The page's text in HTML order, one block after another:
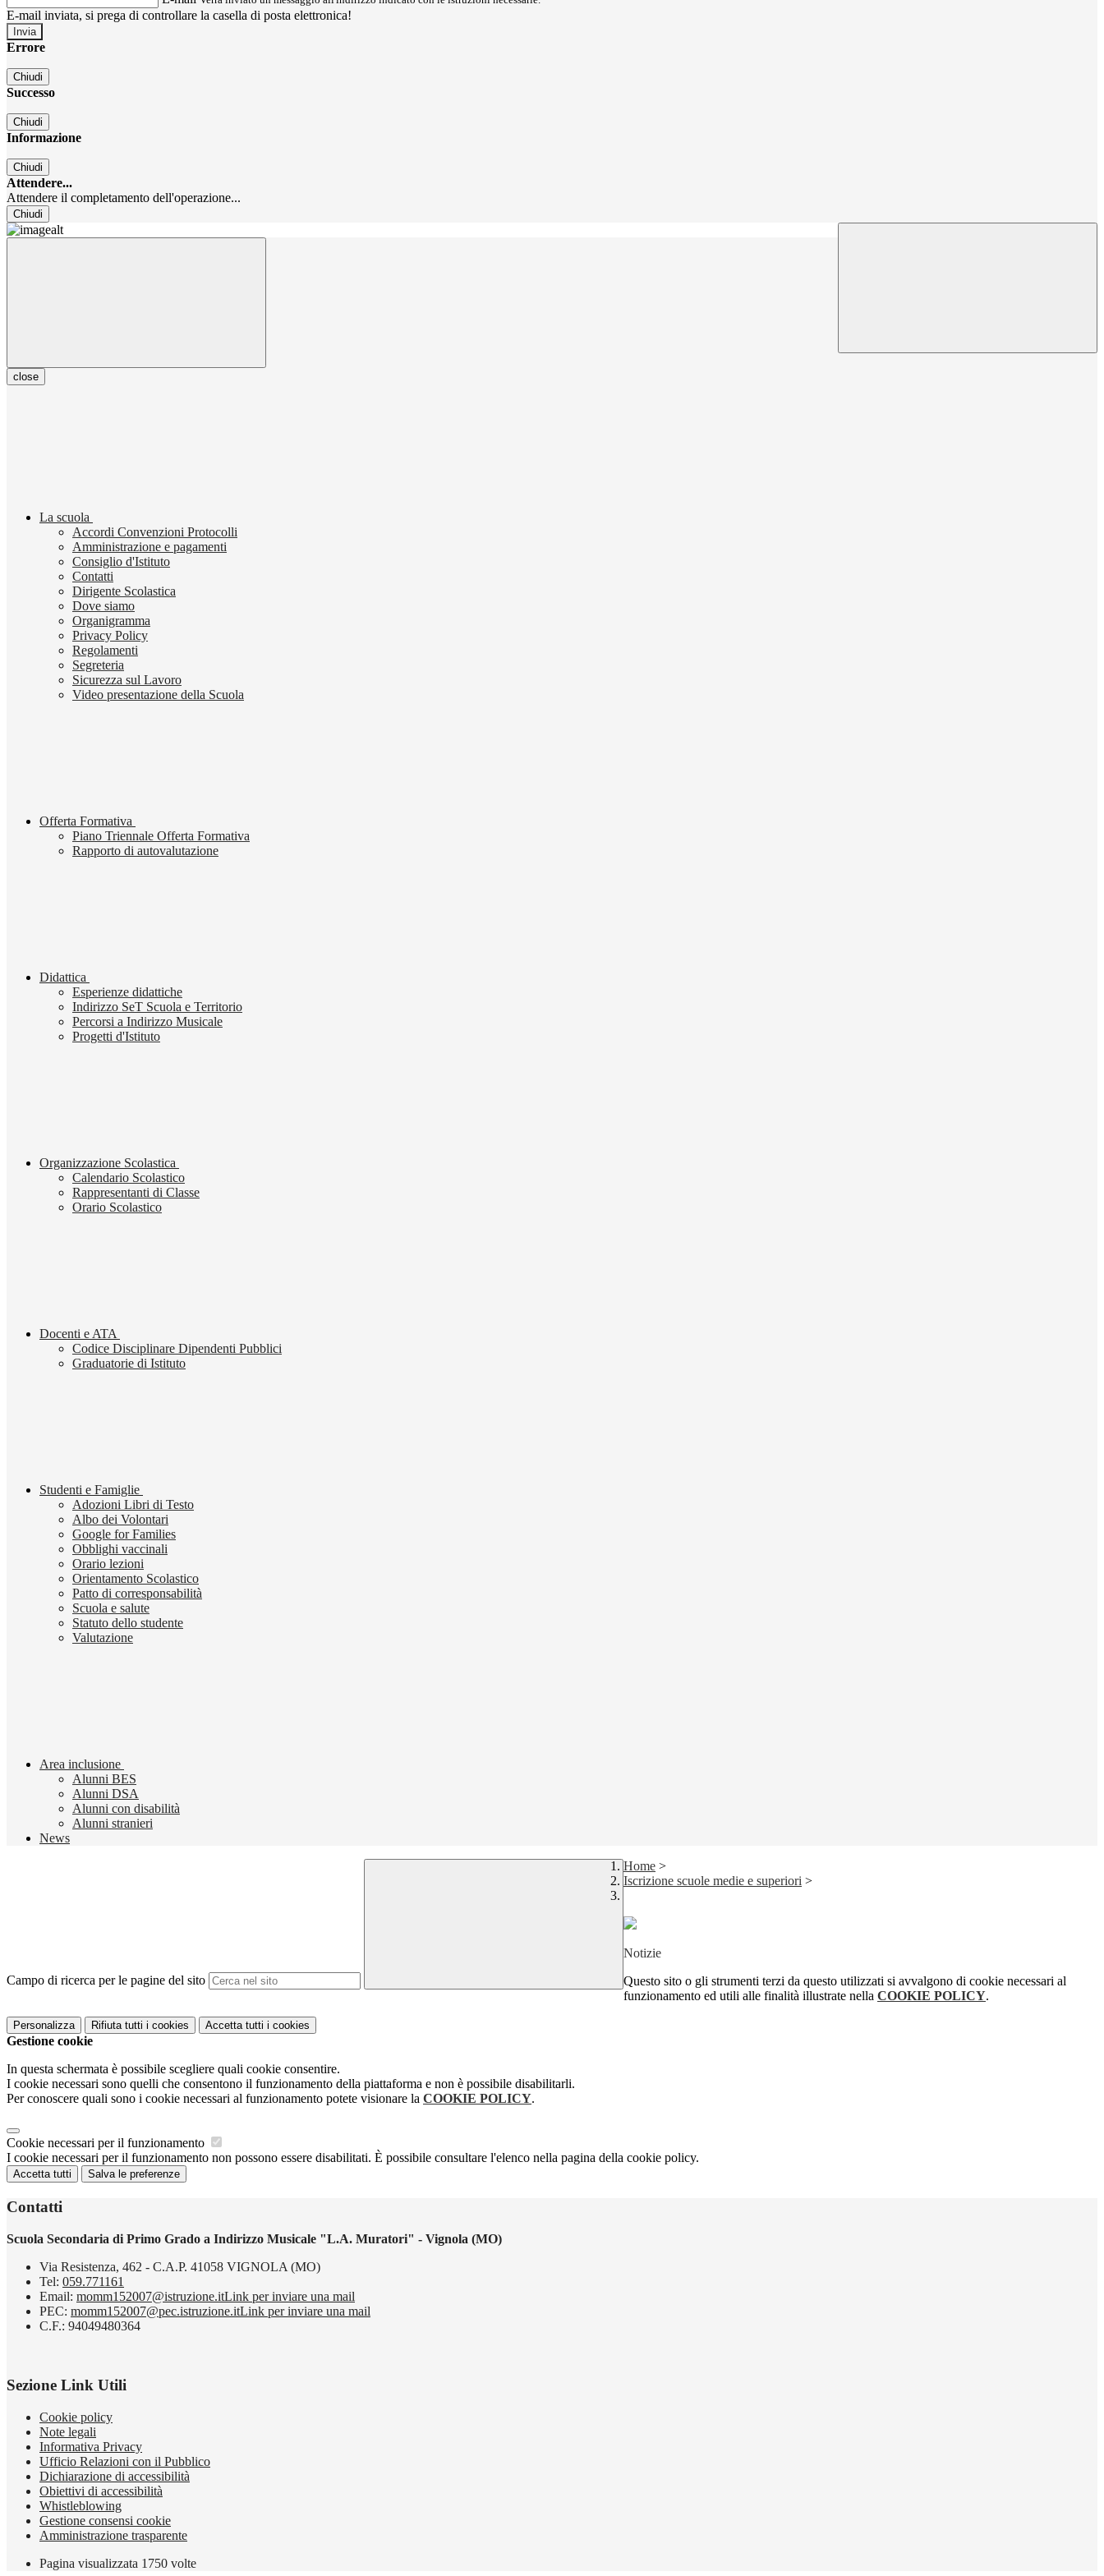
E-mail inviata, si prega di controllare la casella di posta elettronica!
Errore
Chiudi
Successo
Chiudi
Informazione
Chiudi
Attendere...
Attendere il completamento dell'operazione...
Chiudi
close
La scuola
Accordi Convenzioni Protocolli
Amministrazione e pagamenti
Consiglio d'Istituto
Contatti
Dirigente Scolastica
Dove siamo
Organigramma
Privacy Policy
Regolamenti
Segreteria
Sicurezza sul Lavoro
Video presentazione della Scuola
Offerta Formativa
Piano Triennale Offerta Formativa
Rapporto di autovalutazione
Didattica
Esperienze didattiche
Indirizzo SeT Scuola e Territorio
Percorsi a Indirizzo Musicale
Progetti d'Istituto
Organizzazione Scolastica
Calendario Scolastico
Rappresentanti di Classe
Orario Scolastico
Docenti e ATA
Codice Disciplinare Dipendenti Pubblici
Graduatorie di Istituto
Studenti e Famiglie
Adozioni Libri di Testo
Albo dei Volontari
Google for Families
Obblighi vaccinali
Orario lezioni
Orientamento Scolastico
Patto di corresponsabilità
Scuola e salute
Statuto dello studente
Valutazione
Area inclusione
Alunni BES
Alunni DSA
Alunni con disabilità
Alunni stranieri
News
Campo di ricerca per le pagine del sito
Home >
Iscrizione scuole medie e superiori >
Notizie
Questo sito o gli strumenti terzi da questo utilizzati si avvalgono di cookie necessari al
funzionamento ed utili alle finalità illustrate nella COOKIE POLICY.
Personalizza Rifiuta tutti i cookies Accetta tutti i cookies
Gestione cookie
In questa schermata è possibile scegliere quali cookie consentire.
I cookie necessari sono quelli che consentono il funzionamento della piattaforma e non è possibile disabilitarli.
Per conoscere quali sono i cookie necessari al funzionamento potete visionare la COOKIE POLICY.
Cookie necessari per il funzionamento
I cookie necessari per il funzionamento non possono essere disabilitati. È possibile consultare l'elenco nella pagina della cookie policy.
Accetta tutti Salva le preferenze
Contatti
Scuola Secondaria di Primo Grado a Indirizzo Musicale "L.A. Muratori" - Vignola (MO)
Via Resistenza, 462 - C.A.P. 41058 VIGNOLA (MO)
Tel: 059.771161
Email: momm152007@istruzione.itLink per inviare una mail
PEC: momm152007@pec.istruzione.itLink per inviare una mail
C.F.: 94049480364
Sezione Link Utili
Cookie policy
Note legali
Informativa Privacy
Ufficio Relazioni con il Pubblico
Dichiarazione di accessibilità
Obiettivi di accessibilità
Whistleblowing
Gestione consensi cookie
Amministrazione trasparente
Pagina visualizzata 1750 volte